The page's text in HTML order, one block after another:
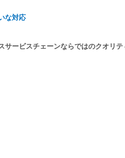
な対応
サービスチェーンならではのクオリテ